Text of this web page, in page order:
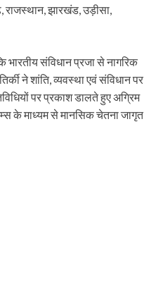
राजस्थान, झारखंड, उड़ीसा,
भारतीय संविधान प्रजा से नागरिक
ने शांति, व्यवस्था एवं संविधान पर
पर प्रकाश डालते हुए अग्रिम
के माध्यम से मानसिक चेतना जागृत